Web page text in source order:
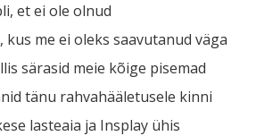
et ei ole olnud
me ei oleks saavutanud väga
särasid meie kõige pisemad
tänu rahvahääletusele kinni
lasteaia ja Insplay ühis